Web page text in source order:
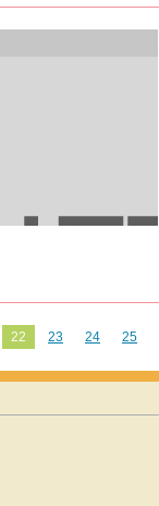
22 23 24 25